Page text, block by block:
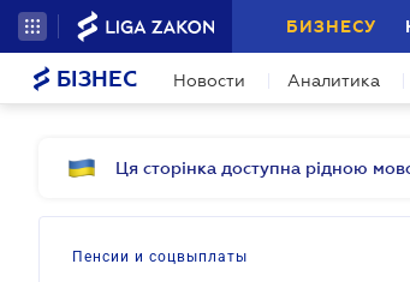
БИЗНЕСУ
БІЗНЕС Новости Аналитика
Ця сторінка доступна рідною
Пенсии и соцвыплаты